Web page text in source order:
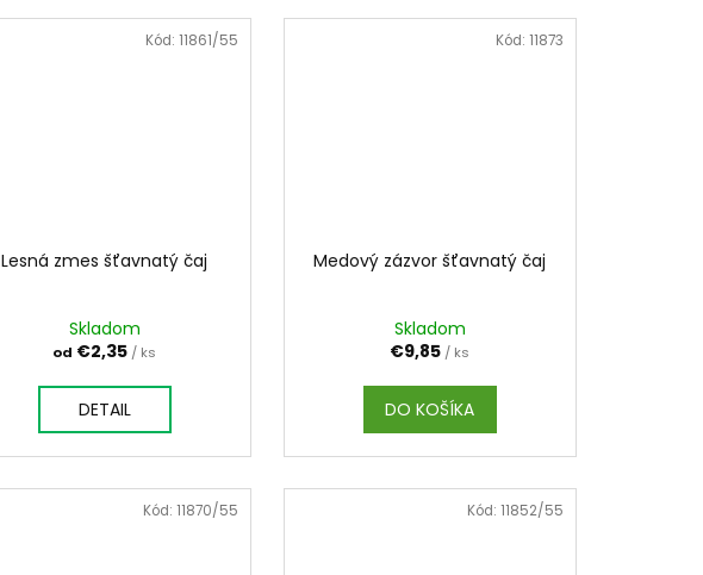
Lesná zmes šťavnatý čaj
Skladom
od €2,35 / ks
DETAIL
Kód: 11861/55
Medový zázvor šťavnatý čaj
Skladom
€9,85 / ks
DO KOŠÍKA
Kód: 11873
Kód: 11870/55 Kód: 11852/55